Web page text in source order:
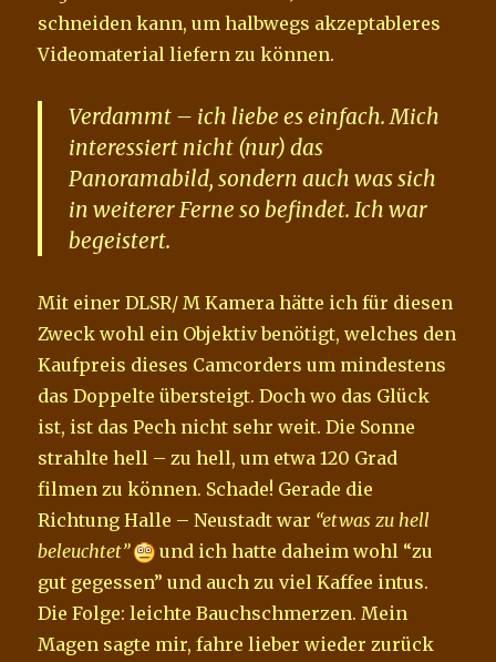
schneiden kann, um halbwegs akzeptableres
Videomaterial liefern zu können.
Verdammt – ich liebe es einfach. Mich
interessiert nicht (nur) das
Panoramabild, sondern auch was sich
in weiterer Ferne so befindet. Ich war
begeistert.
Mit einer DLSR/ M Kamera hätte ich für diesen
Zweck wohl ein Objektiv benötigt, welches den
Kaufpreis dieses Camcorders um mindestens
das Doppelte übersteigt. Doch wo das Glück
ist, ist das Pech nicht sehr weit. Die Sonne
strahlte hell – zu hell, um etwa 120 Grad
filmen zu können. Schade! Gerade die
Richtung Halle – Neustadt war “etwas zu hell
beleuchtet”
und ich hatte daheim wohl “zu
gut gegessen” und auch zu viel Kaffee intus.
Die Folge: leichte Bauchschmerzen. Mein
Magen sagte mir, fahre lieber wieder zurück